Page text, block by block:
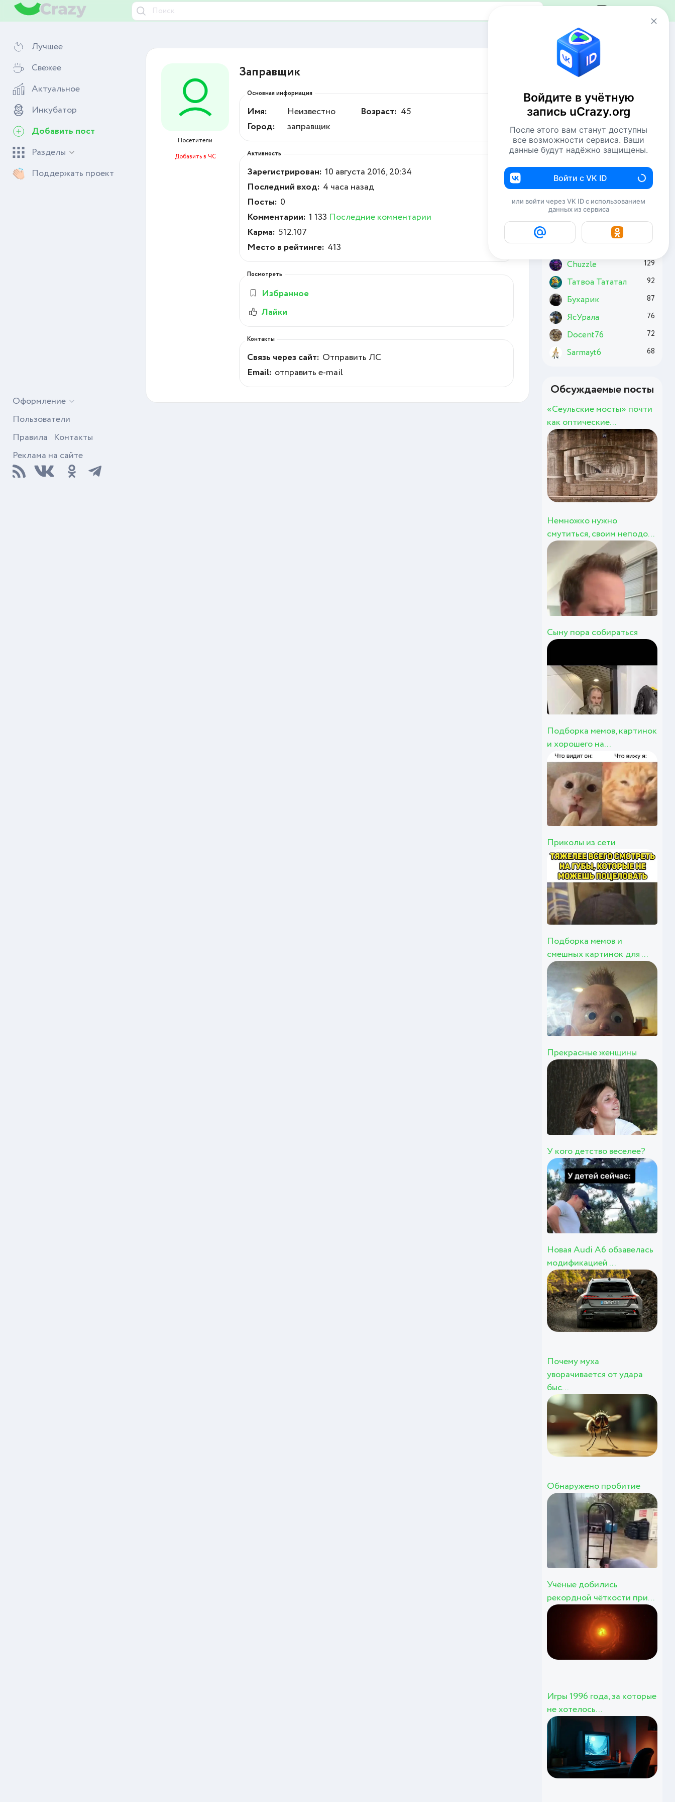
Авторизация
Лучшее
Свежее
Актуальное
Инкубатор
Добавить пост
Разделы
Поддержать проект
Оформление
Пользователи
Правила Контакты
Реклама на сайте
Сейчас онлайн
1 VIP
51 пользователь
1149 гостей
Всего посетителей 1201
Рекорд: 12737 посетителей
Установлен 22 апр 2026г. в 02:34
Комментаторы недели
Евгений114
Комсомолец 191
Basai 173
Chuzzle 129
Татвоа Тататал 92
Бухарик 87
ЯсУрала 76
Docent76 72
Sarmayt6 68
Обсуждаемые посты
«Сеульские мосты» почти
как оптические...
Немножко нужно
смутиться, своим неподо...
Сыну пора собираться
Подборка мемов, картинок
и хорошего на...
Приколы из сети
Подборка мемов и
смешных картинок для ...
Прекрасные женщины
У кого детство веселее?
Новая Audi A6 обзавелась
модификацией ...
Почему муха
уворачивается от удара
быс...
Обнаружено пробитие
Учёные добились
рекордной чёткости при...
Игры 1996 года, за которые
не хотелось...
Посетители
Добавить в ЧС
Заправщик
Основная информация
Имя: Неизвестно Возраст: 45
Город:
заправщик
Активность
Зарегистрирован: 10 августа 2016, 20:34
Последний вход: 4 часа назад
Посты: 0
Комментарии: 1 133 Последние комментарии
Карма: 512.107
Место в рейтинге: 413
Посмотреть
Избранное
Лайки
Контакты
Связь через сайт: Отправить ЛС
Email: отправить e-mail
Войдите в учётную
запись uCrazy.org
После этого вам станут доступны
все возможности сервиса. Ваши
данные будут надёжно защищены.
Войти с VK ID
или войти через VK ID с использованием
данных из сервиса